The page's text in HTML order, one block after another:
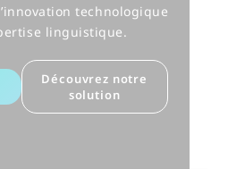
technologique
linguistique.
Découvrez notre
solution